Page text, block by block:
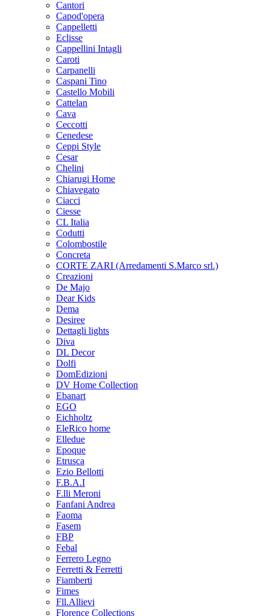
Cantori
Capod'opera
Cappelletti
Eclisse
Cappellini Intagli
Caroti
Carpanelli
Caspani Tino
Castello Mobili
Cattelan
Cava
Ceccotti
Cenedese
Ceppi Style
Cesar
Chelini
Chiarugi Home
Chiavegato
Ciacci
Ciesse
CL Italia
Codutti
Colombostile
Concreta
CORTE ZARI (Arredamenti S.Marco srl.)
Creazioni
De Majo
Dear Kids
Dema
Desiree
Dettagli lights
Diva
DL Decor
Dolfi
DomEdizioni
DV Home Collection
Ebanart
EGO
Eichholtz
EleRico home
Elledue
Epoque
Etrusca
Ezio Bellotti
F.B.A.I
F.lli Meroni
Fanfani Andrea
Faoma
Fasem
FBP
Febal
Ferrero Legno
Ferretti & Ferretti
Fiamberti
Fimes
Fll.Allievi
Florence Collections